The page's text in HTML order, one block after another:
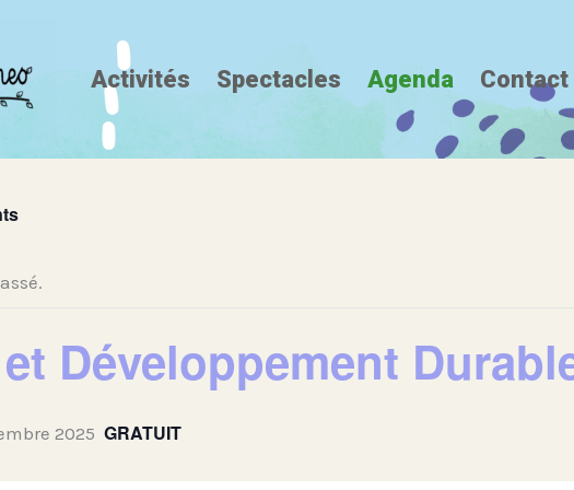
Activités Spectacles Agenda Contact
Développement
2025 GRATUIT